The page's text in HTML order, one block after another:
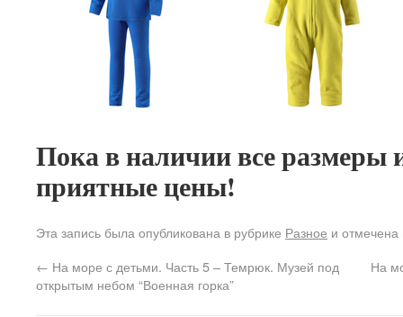
Пока в наличии все размеры
приятные цены!
Эта запись была опубликована в рубрике Разное и
← На море с детьми. Часть 5 – Темрюк. Музей под
открытым небом “Военная горка”
На